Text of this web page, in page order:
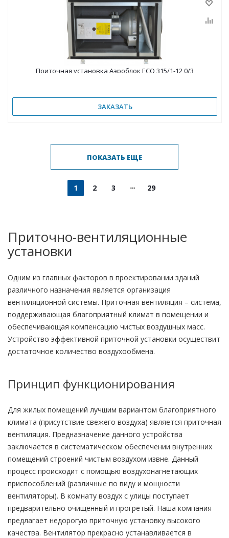
Приточная установка Аэроблок ECO 315/1-12,0/3
ЗАКАЗАТЬ
ПОКАЗАТЬ ЕЩЕ
1 2 3 29
Приточно-вентиляционные
установки
Одним из главных факторов в проектировании зданий
различного назначения является организация
вентиляционной системы. Приточная вентиляция – система,
поддерживающая благоприятный климат в помещении и
обеспечивающая компенсацию чистых воздушных масс.
Устройство эффективной приточной установки осуществит
достаточное количество воздухообмена.
Принцип функционирования
Для жилых помещений лучшим вариантом благоприятного
климата (присутствие свежего воздуха) является приточная
вентиляция. Предназначение данного устройства
заключается в систематическом обеспечении внутренних
помещений строений чистым воздухом извне. Данный
процесс происходит с помощью воздухонагнетающих
приспособлений (различные по виду и мощности
вентиляторы). В комнату воздух с улицы поступает
предварительно очищенный и прогретый. Наша компания
предлагает недорогую приточную установку высокого
качества. Вентилятор прекрасно устанавливается в